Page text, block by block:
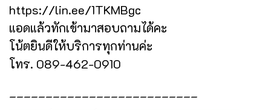
https://lin.ee/1TKMBgc
แอดแล้วทักเข้ามาสอบถามได้คะ
โน้ตยินดีให้บริการทุกท่านค่ะ
โทร. 089-462-0910